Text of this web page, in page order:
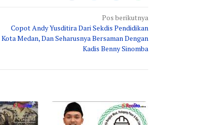
Pos berikutnya
Copot Andy Yusditira Dari Sekdis Pendidikan
Kota Medan, Dan Seharusnya Bersaman Dengan
Kadis Benny Sinomba